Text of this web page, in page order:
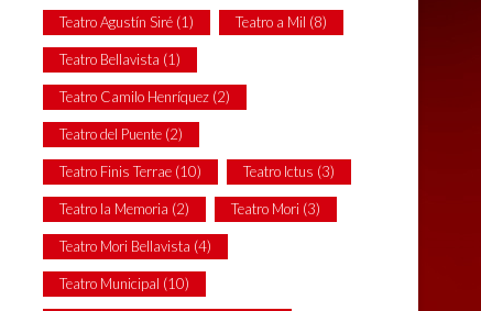
Teatro Agustín Siré (1) Teatro a Mil (8)
Teatro Bellavista (1)
Teatro Camilo Henríquez (2)
Teatro del Puente (2)
Teatro Finis Terrae (10) Teatro Ictus (3)
Teatro la Memoria (2) Teatro Mori (3)
Teatro Mori Bellavista (4)
Teatro Municipal (10)